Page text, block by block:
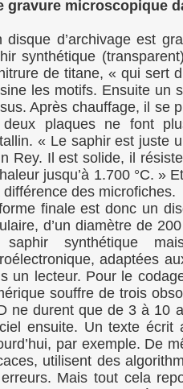
gravure microscopique
disque d’archivage est
synthétique
de titane, « qui sert
les motifs. Ensuite un
Après chauffage, il se
deux plaques ne font
« Le saphir est juste
Rey. Il est solide, il
jusqu’à 1.700 °C. »
différence des microfiches.
finale est donc un
d’un diamètre de
synthétique
adaptées
un lecteur. Pour le
souffre de trois
ne durent que de 3 à 10
ensuite. Un texte
par exemple. De
utilisent des
erreurs. Mais tout cela